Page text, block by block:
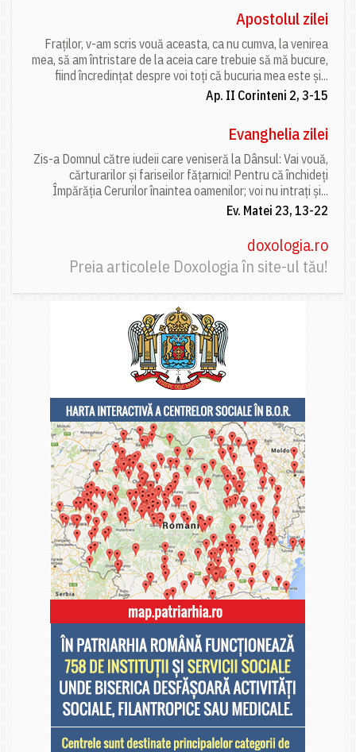
Apostolul zilei
Fraților, v-am scris vouă aceasta, ca nu cumva, la venirea
mea, să am întristare de la aceia care trebuie să mă bucure,
fiind încredințat despre voi toți că bucuria mea este și...
Ap. II Corinteni 2, 3-15
Evanghelia zilei
Zis-a Domnul către iudeii care veniseră la Dânsul: Vai vouă,
cărturarilor și fariseilor fățarnici! Pentru că închideți
Împărăția Cerurilor înaintea oamenilor; voi nu intrați și...
Ev. Matei 23, 13-22
doxologia.ro
Preia articolele Doxologia în site-ul tău!